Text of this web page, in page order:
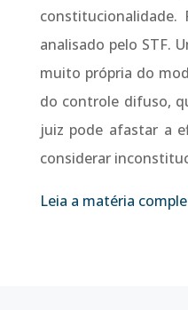
constitucionalidade.
analisado pelo STF.
muito própria do
do controle difuso,
juiz pode afastar a
considerar
Leia a matéria